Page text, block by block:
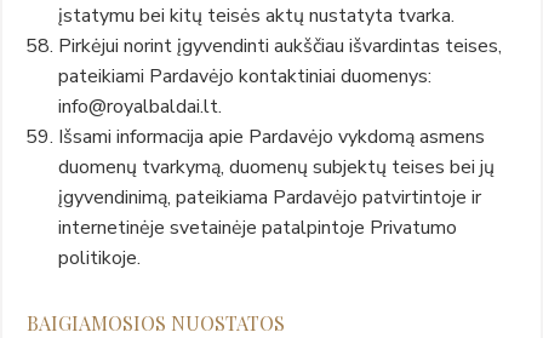
įstatymu bei kitų teisės aktų nustatyta tvarka.
Pirkėjui norint įgyvendinti aukščiau išvardintas teises,
pateikiami Pardavėjo kontaktiniai duomenys:
info@royalbaldai.lt.
Išsami informacija apie Pardavėjo vykdomą asmens
duomenų tvarkymą, duomenų subjektų teises bei jų
įgyvendinimą, pateikiama Pardavėjo patvirtintoje ir
internetinėje svetainėje patalpintoje Privatumo
politikoje.
BAIGIAMOSIOS NUOSTATOS